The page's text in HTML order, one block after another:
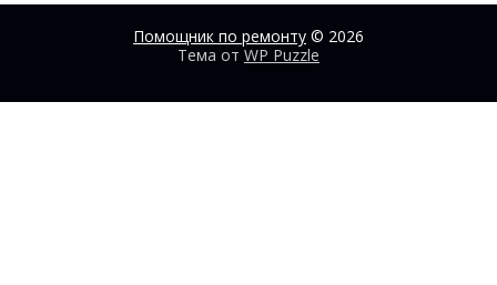
Помощник по ремонту © 2026
Тема от WP Puzzle